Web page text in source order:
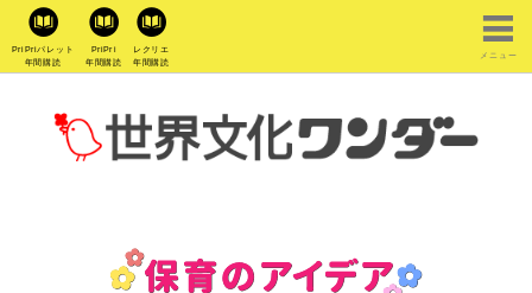
PriPriパレット
年間購読
PriPri
年間購読
レクリエ
年間購読
メニュー